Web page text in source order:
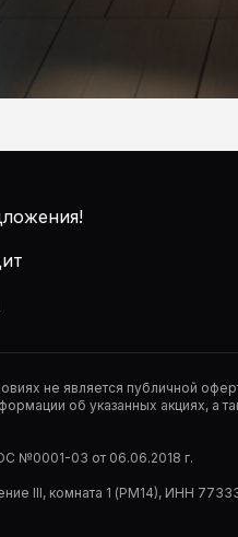
не является публичной
об указанных акциях, а
№0001-03 от 06.06.2018 г.
III, комната 1 (РМ14), ИНН